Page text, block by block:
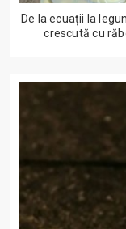
De la ecuații la
crescută cu